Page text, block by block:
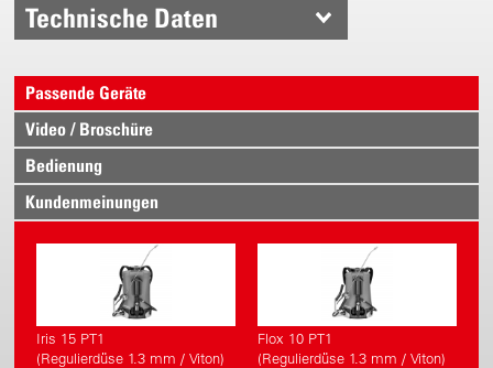
Technische Daten
Passende Geräte
Video / Broschüre
Bedienung
Kundenmeinungen
Iris 15 PT1
(Regulierdüse 1.3 mm / Viton)
Flox 10 PT1
(Regulierdüse 1.3 mm / Viton)